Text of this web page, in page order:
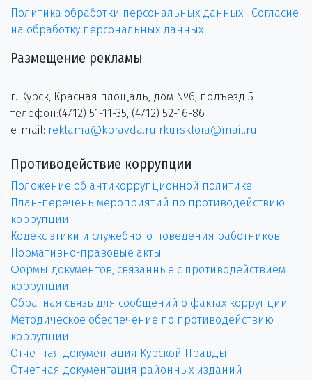
Политика обработки персональных данных
Согласие
на обработку персональных данных
Размещение рекламы
г. Курск, Красная площадь, дом №6, подъезд 5
телефон:(4712) 51-11-35, (4712) 52-16-86
e-mail: reklama@kpravda.ru rkursklora@mail.ru
Противодействие коррупции
Положение об антикоррупционной политике
План-перечень мероприятий по противодействию
коррупции
Кодекс этики и служебного поведения работников
Нормативно-правовые акты
Формы документов, связанные с противодействием
коррупции
Обратная связь для сообщений о фактах коррупции
Методическое обеспечение по противодействию
коррупции
Отчетная документация Курской Правды
Отчетная документация районных изданий